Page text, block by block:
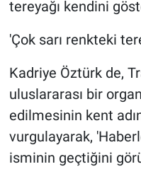
tereyağı kendini
'Çok sarı renkteki
Kadriye Öztürk de,
uluslararası bir
edilmesinin kent
vurgulayarak,
isminin geçtiğini